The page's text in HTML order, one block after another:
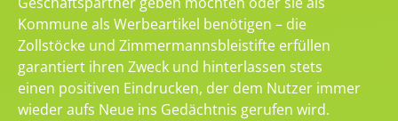
Kommune als Werbeartikel benötigen – die
Zollstöcke und Zimmermannsbleistifte erfüllen
garantiert ihren Zweck und hinterlassen stets
einen positiven Eindrucken, der dem Nutzer immer
wieder aufs Neue ins Gedächtnis gerufen wird.